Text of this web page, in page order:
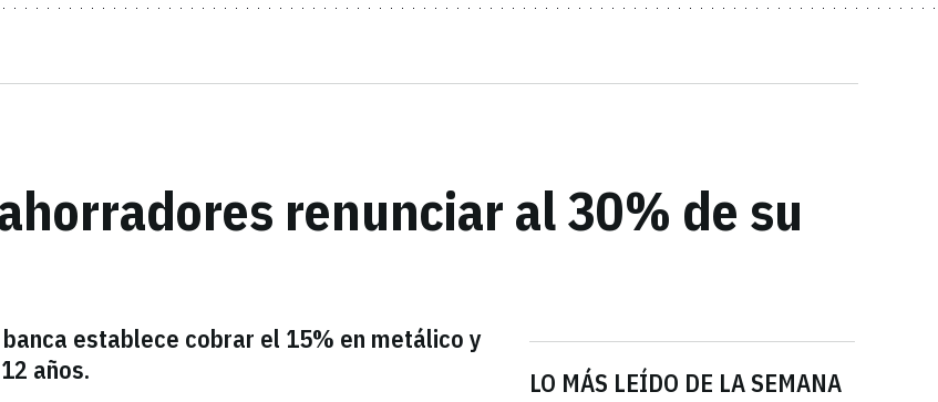
renunciar al 30% de su
establece cobrar el 15% en metálico y
años.
LO MÁS LEÍDO DE LA SEMANA